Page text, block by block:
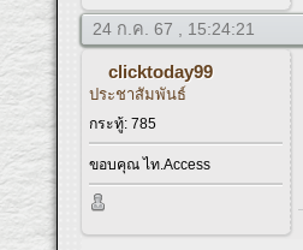
24 ก.ค. 67 , 15:24:21
clicktoday99
ประชาสัมพันธ์
กระทู้: 785
ขอบคุณ ไท.Access